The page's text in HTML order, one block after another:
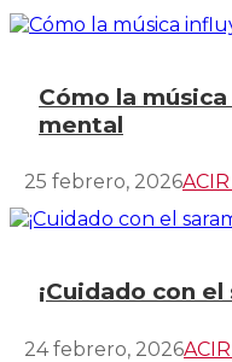
Cómo la
mental
25 febrero, 2026
¡Cuidado con
24 febrero, 2026